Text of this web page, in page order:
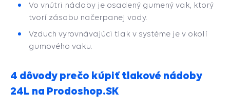
Vo vnútri nádoby je osadený gumený vak, ktorý
tvorí zásobu načerpanej vody.
Vzduch vyrovnávajúci tlak v systéme je v okolí
gumového vaku.
4 dôvody prečo kúpiť tlakové nádoby
24L na Prodoshop.SK